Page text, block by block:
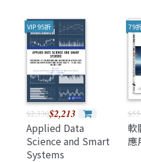
VIP 95折
$2,330$2,213
Applied Data
Science and Smart
Systems
79
軟
應